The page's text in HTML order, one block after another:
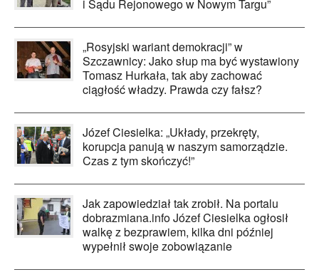
i Sądu Rejonowego w Nowym Targu”
„Rosyjski wariant demokracji” w
Szczawnicy: Jako słup ma być wystawiony
Tomasz Hurkała, tak aby zachować
ciągłość władzy. Prawda czy fałsz?
Józef Ciesielka: „Układy, przekręty,
korupcja panują w naszym samorządzie.
Czas z tym skończyć!”
Jak zapowiedział tak zrobił. Na portalu
dobrazmiana.info Józef Ciesielka ogłosił
walkę z bezprawiem, kilka dni później
wypełnił swoje zobowiązanie